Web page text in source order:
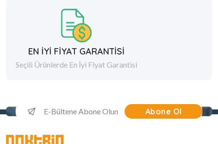
EN İYİ FİYAT GARANTİSİ
Seçili Ürünlerde En İyi Fiyat Garantisi
Abone Ol